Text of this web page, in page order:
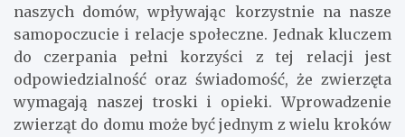
naszych domów, wpływając korzystnie na nasze
samopoczucie i relacje społeczne. Jednak kluczem
do czerpania pełni korzyści z tej relacji jest
odpowiedzialność oraz świadomość, że zwierzęta
wymagają naszej troski i opieki. Wprowadzenie
zwierząt do domu może być jednym z wielu kroków